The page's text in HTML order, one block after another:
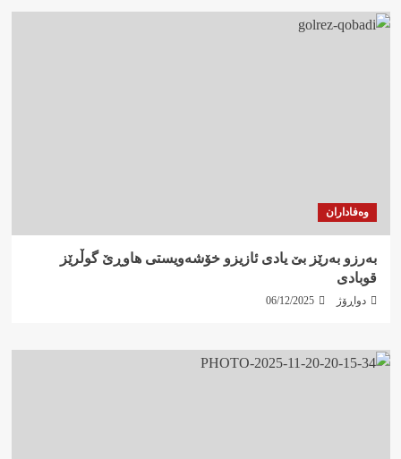
وەفاداران
بەرزو بەرێز بێ یادی ئازیزو خۆشەویستی هاوڕێ گوڵرێز
قوبادی
دواڕۆژ 06/12/2025